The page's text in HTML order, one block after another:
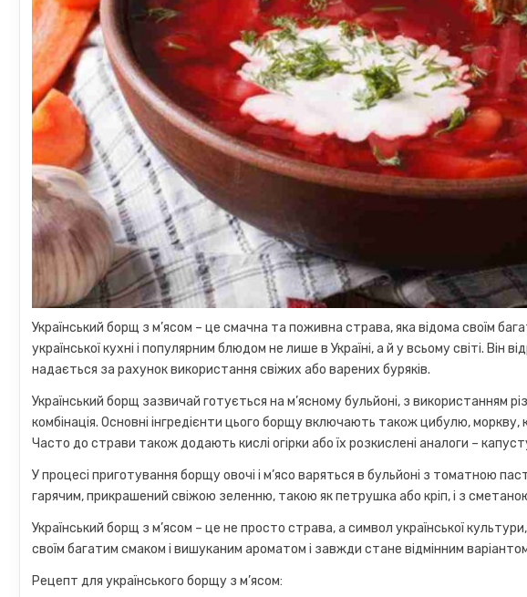
Український борщ з м’ясом – це смачна та поживна страва, яка відома своїм
української кухні і популярним блюдом не лише в Україні, а й у всьому світі. Він
надається за рахунок використання свіжих або варених буряків.
Український борщ зазвичай готується на м’ясному бульйоні, з використанням
комбінація. Основні інгредієнти цього борщу включають також цибулю,
Часто до страви також додають кислі огірки або їх розкислені аналоги –
У процесі приготування борщу овочі і м’ясо варяться в бульйоні з томатною
гарячим, прикрашений свіжою зеленню, такою як петрушка або кріп, і з
Український борщ з м’ясом – це не просто страва, а символ української
своїм багатим смаком і вишуканим ароматом і завжди стане відмінним
Рецепт для українського борщу з м’ясом: